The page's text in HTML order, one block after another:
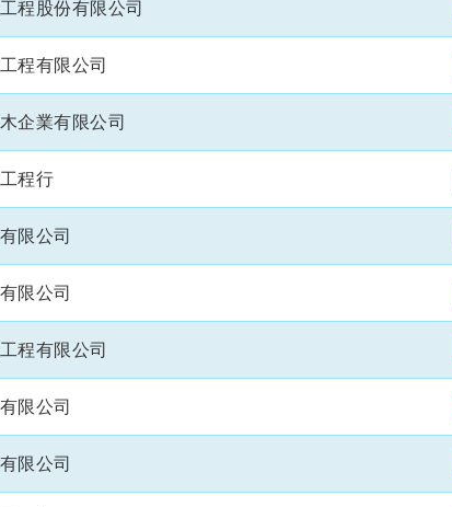
程股份有限公司
程有限公司
企業有限公司
程行
限公司
限公司
程有限公司
限公司
限公司